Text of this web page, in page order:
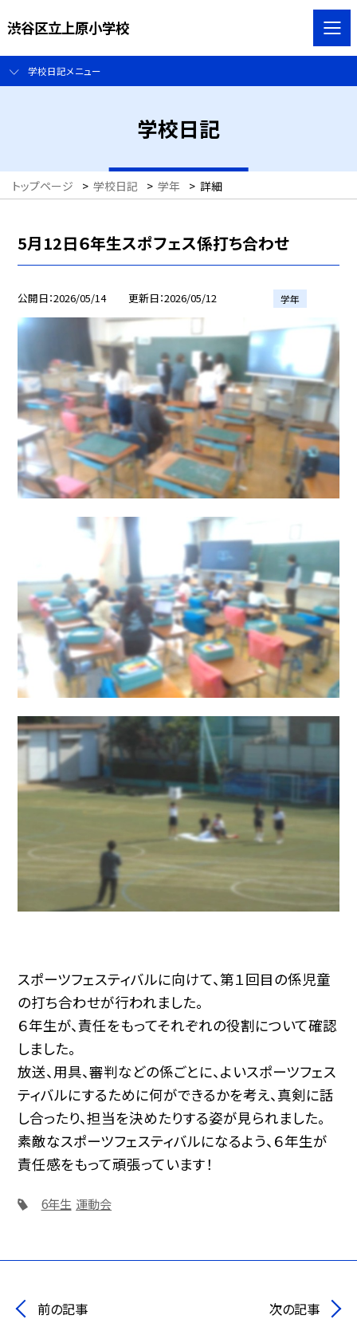
渋谷区立上原小学校
学校日記メニュー
学校日記
トップページ > 学校日記 > 学年 > 詳細
5月12日６年生スポフェス係打ち合わせ
公開日 2026/05/14 更新日 2026/05/12 学年
スポーツフェスティバルに向けて、第１回目の係児童
の打ち合わせが行われました。
６年生が、責任をもってそれぞれの役割について確認
しました。
放送、用具、審判などの係ごとに、よいスポーツフェス
ティバルにするために何ができるかを考え、真剣に話
し合ったり、担当を決めたりする姿が見られました。
素敵なスポーツフェスティバルになるよう、６年生が
責任感をもって頑張っています！
6年生 運動会
前の記事 次の記事